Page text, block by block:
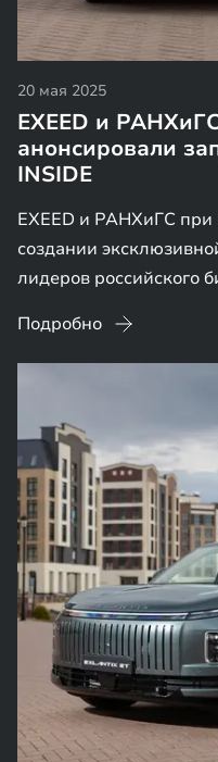
20 мая 2025
EXEED и
анонсировали
INSIDE
EXEED и РАНХиГС
создании
лидеров российского
Подробно